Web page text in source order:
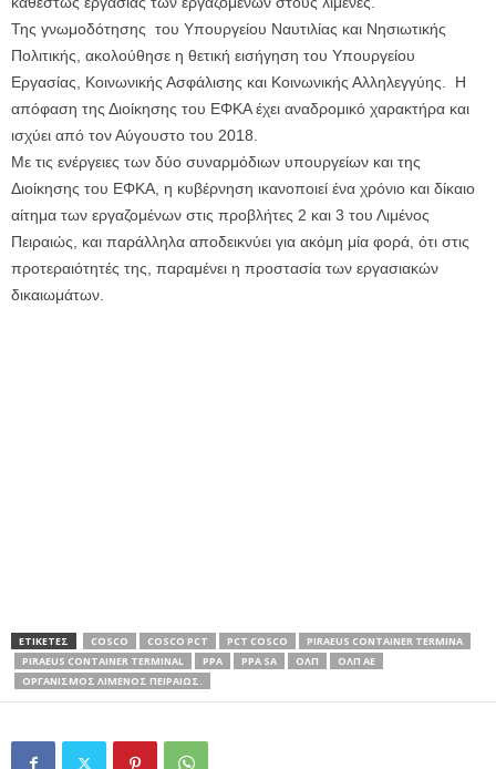
Της γνωμοδότησης του Υπουργείου Ναυτιλίας και Νησιωτικής
Πολιτικής, ακολούθησε η θετική εισήγηση του Υπουργείου
Εργασίας, Κοινωνικής Ασφάλισης και Κοινωνικής Αλληλεγγύης. Η
απόφαση της Διοίκησης του ΕΦΚΑ έχει αναδρομικό χαρακτήρα και
ισχύει από τον Αύγουστο του 2018.
Με τις ενέργειες των δύο συναρμόδιων υπουργείων και της
Διοίκησης του ΕΦΚΑ, η κυβέρνηση ικανοποιεί ένα χρόνιο και δίκαιο
αίτημα των εργαζομένων στις προβλήτες 2 και 3 του Λιμένος
Πειραιώς, και παράλληλα αποδεικνύει για ακόμη μία φορά, ότι στις
προτεραιότητές της, παραμένει η προστασία των εργασιακών
δικαιωμάτων.
ΕΤΙΚΕΤΕΣ COSCO COSCO PCT PCT COSCO
PIRAEUS CONTAINER TERMINA
PIRAEUS CONTAINER TERMINAL
PPA PPA SA ΟΛΠ
ΟΛΠ ΑΕ
ΟΡΓΑΝΙΣΜΟΣ ΛΙΜΕΝΟΣ ΠΕΙΡΑΙΩΣ.